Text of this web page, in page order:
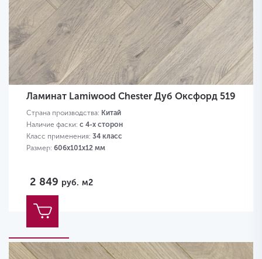
Ламинат Lamiwood Chester Дуб Оксфорд 519
Страна производства: Китай
Наличие фаски: с 4-х сторон
Класс применения: 34 класс
Размер: 606х101х12 мм
2 849 руб. м2